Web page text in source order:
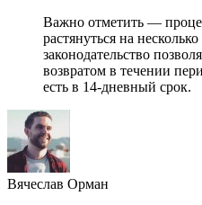
Важно отметить —
растянуться на
законодательство
возвратом в течении
есть в 14-дневный срок.
Вячеслав Орман